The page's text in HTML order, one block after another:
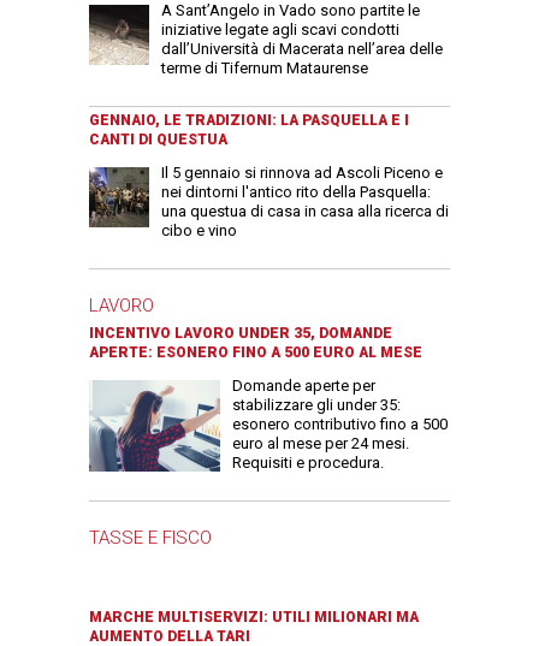
A Sant’Angelo in Vado sono partite le
iniziative legate agli scavi condotti
dall’Università di Macerata nell’area delle
terme di Tifernum Mataurense
GENNAIO, LE TRADIZIONI: LA PASQUELLA E I
CANTI DI QUESTUA
Il 5 gennaio si rinnova ad Ascoli Piceno e
nei dintorni l'antico rito della Pasquella:
una questua di casa in casa alla ricerca di
cibo e vino
LAVORO
INCENTIVO LAVORO UNDER 35, DOMANDE
APERTE: ESONERO FINO A 500 EURO AL MESE
Domande aperte per
stabilizzare gli under 35:
esonero contributivo fino a 500
euro al mese per 24 mesi.
Requisiti e procedura.
TASSE E FISCO
MARCHE MULTISERVIZI: UTILI MILIONARI MA
AUMENTO DELLA TARI